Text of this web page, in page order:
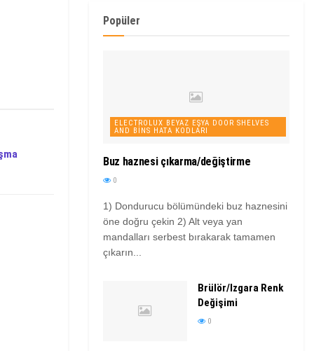
Popüler
ELECTROLUX BEYAZ EŞYA DOOR SHELVES
AND BINS HATA KODLARI
Buz haznesi çıkarma/değiştirme
0
1) Dondurucu bölümündeki buz haznesini
öne doğru çekin 2) Alt veya yan
mandalları serbest bırakarak tamamen
çıkarın...
Brülör/Izgara Renk
Değişimi
0